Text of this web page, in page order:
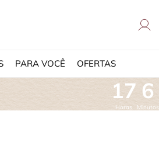
PARA VOCÊ OFERTAS
17
Horas
6
Minutos